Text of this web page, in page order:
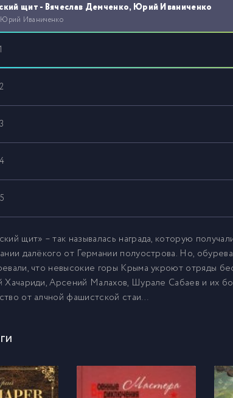
щит - Вячеслав Демченко, Юрий Иваниченко
Иваниченко
щит» – так называлась награда, которую
далёкого от Германии полуострова. Но,
что невысокие горы Крыма укроют отряды
Хачариди, Арсений Малахов, Шурале Сабаев и их
от алчной фашистской стаи…